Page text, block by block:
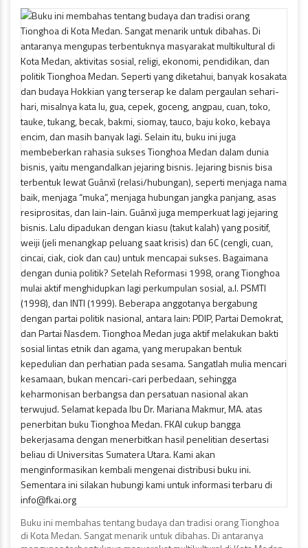
Buku ini membahas tentang budaya dan tradisi orang Tionghoa
di Kota Medan. Sangat menarik untuk dibahas. Di antaranya